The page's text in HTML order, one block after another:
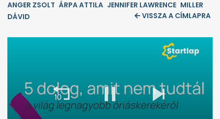
ANGER ZSOLT ÁRPA ATTILA JENNIFER LAWRENCE MILLER
DÁVID
VISSZA A CÍMLAPRA